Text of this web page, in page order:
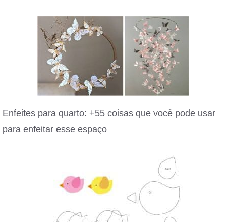
Enfeites para quarto: +55 coisas que você pode usar
para enfeitar esse espaço